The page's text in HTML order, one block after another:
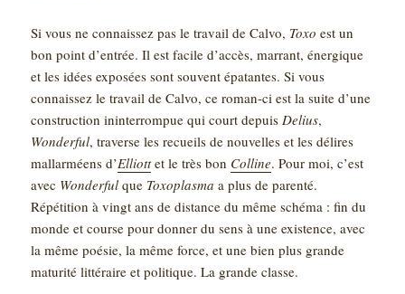
Si vous ne connaissez pas le travail de Calvo, Toxo est un
bon point d’entrée. Il est facile d’accès, marrant, énergique
et les idées exposées sont souvent épatantes. Si vous
connaissez le travail de Calvo, ce roman-ci est la suite d’une
construction ininterrompue qui court depuisDelius,
Wonderful, traverse les recueils de nouvelles et les délires
mallarméens d’Elliottet le très bon Colline. Pour moi, c’est
avec Wonderful que Toxoplasma a plus de parenté.
Répétition à vingt ans de distance du même schéma : fin du
monde et course pour donner du sens à une existence, avec
la même poésie, la même force, et une bien plus grande
maturité littéraire et politique. La grande classe.